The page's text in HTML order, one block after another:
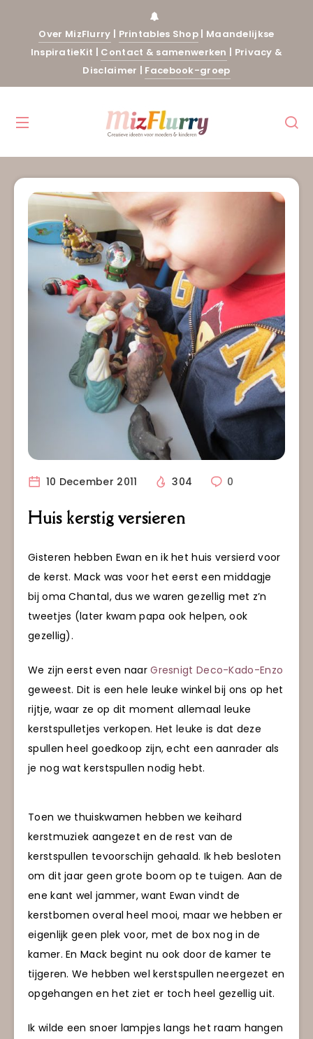
Over MizFlurry | Printables Shop | Maandelijkse
InspiratieKit | Contact & samenwerken | Privacy &
Disclaimer | Facebook-groep
10 December 2011 304 0
Huis kerstig versieren
Gisteren hebben Ewan en ik het huis versierd voor
de kerst. Mack was voor het eerst een middagje
bij oma Chantal, dus we waren gezellig met z’n
tweetjes (later kwam papa ook helpen, ook
gezellig).
We zijn eerst even naarGresnigt Deco-Kado-Enzo
geweest. Dit is een hele leuke winkel bij ons op het
rijtje, waar ze op dit moment allemaal leuke
kerstspulletjes verkopen. Het leuke is dat deze
spullen heel goedkoop zijn, echt een aanrader als
je nog wat kerstspullen nodig hebt.
Toen we thuiskwamen hebben we keihard
kerstmuziek aangezet en de rest van de
kerstspullen tevoorschijn gehaald. Ik heb besloten
om dit jaar geen grote boom op te tuigen. Aan de
ene kant wel jammer, want Ewan vindt de
kerstbomen overal heel mooi, maar we hebben er
eigenlijk geen plek voor, met de box nog in de
kamer. En Mack begint nu ook door de kamer te
tijgeren. We hebben wel kerstspullen neergezet en
opgehangen en het ziet er toch heel gezellig uit.
Ik wilde een snoer lampjes langs het raam hangen